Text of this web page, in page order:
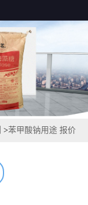
>苯甲酸钠用途 报价